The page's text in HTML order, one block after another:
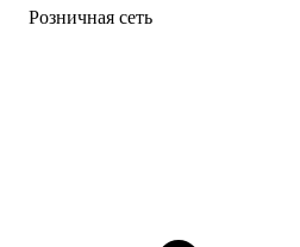
Розничная сеть